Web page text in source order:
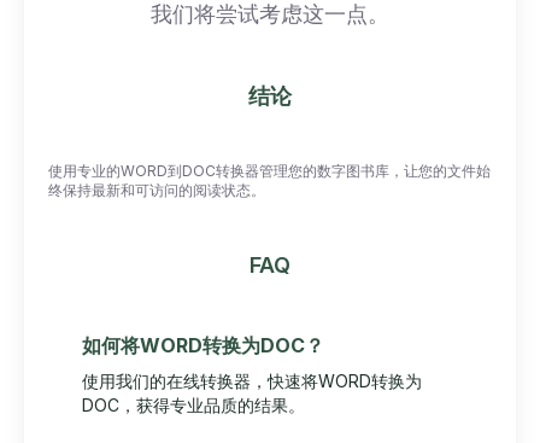
我们将尝试考虑这一点。
结论
使用专业的WORD到DOC转换器管理您的数字图书库，让您的文件始
终保持最新和可访问的阅读状态。
FAQ
如何将WORD转换为DOC？
使用我们的在线转换器，快速将WORD转换为
DOC，获得专业品质的结果。